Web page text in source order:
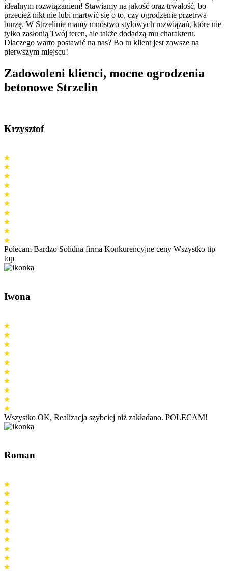
idealnym rozwiązaniem! Stawiamy na jakość oraz trwałość, bo
przecież nikt nie lubi martwić się o to, czy ogrodzenie przetrwa
burzę. W Strzelinie mamy mnóstwo stylowych rozwiązań, które nie
tylko zasłonią Twój teren, ale także dodadzą mu charakteru.
Dlaczego warto postawić na nas? Bo tu klient jest zawsze na
pierwszym miejscu!
Zadowoleni klienci, mocne ogrodzenia
betonowe Strzelin
Krzysztof
Polecam Bardzo Solidna firma Konkurencyjne ceny Wszystko tip
top
Iwona
Wszystko OK, Realizacja szybciej niż zakładano. POLECAM!
Roman